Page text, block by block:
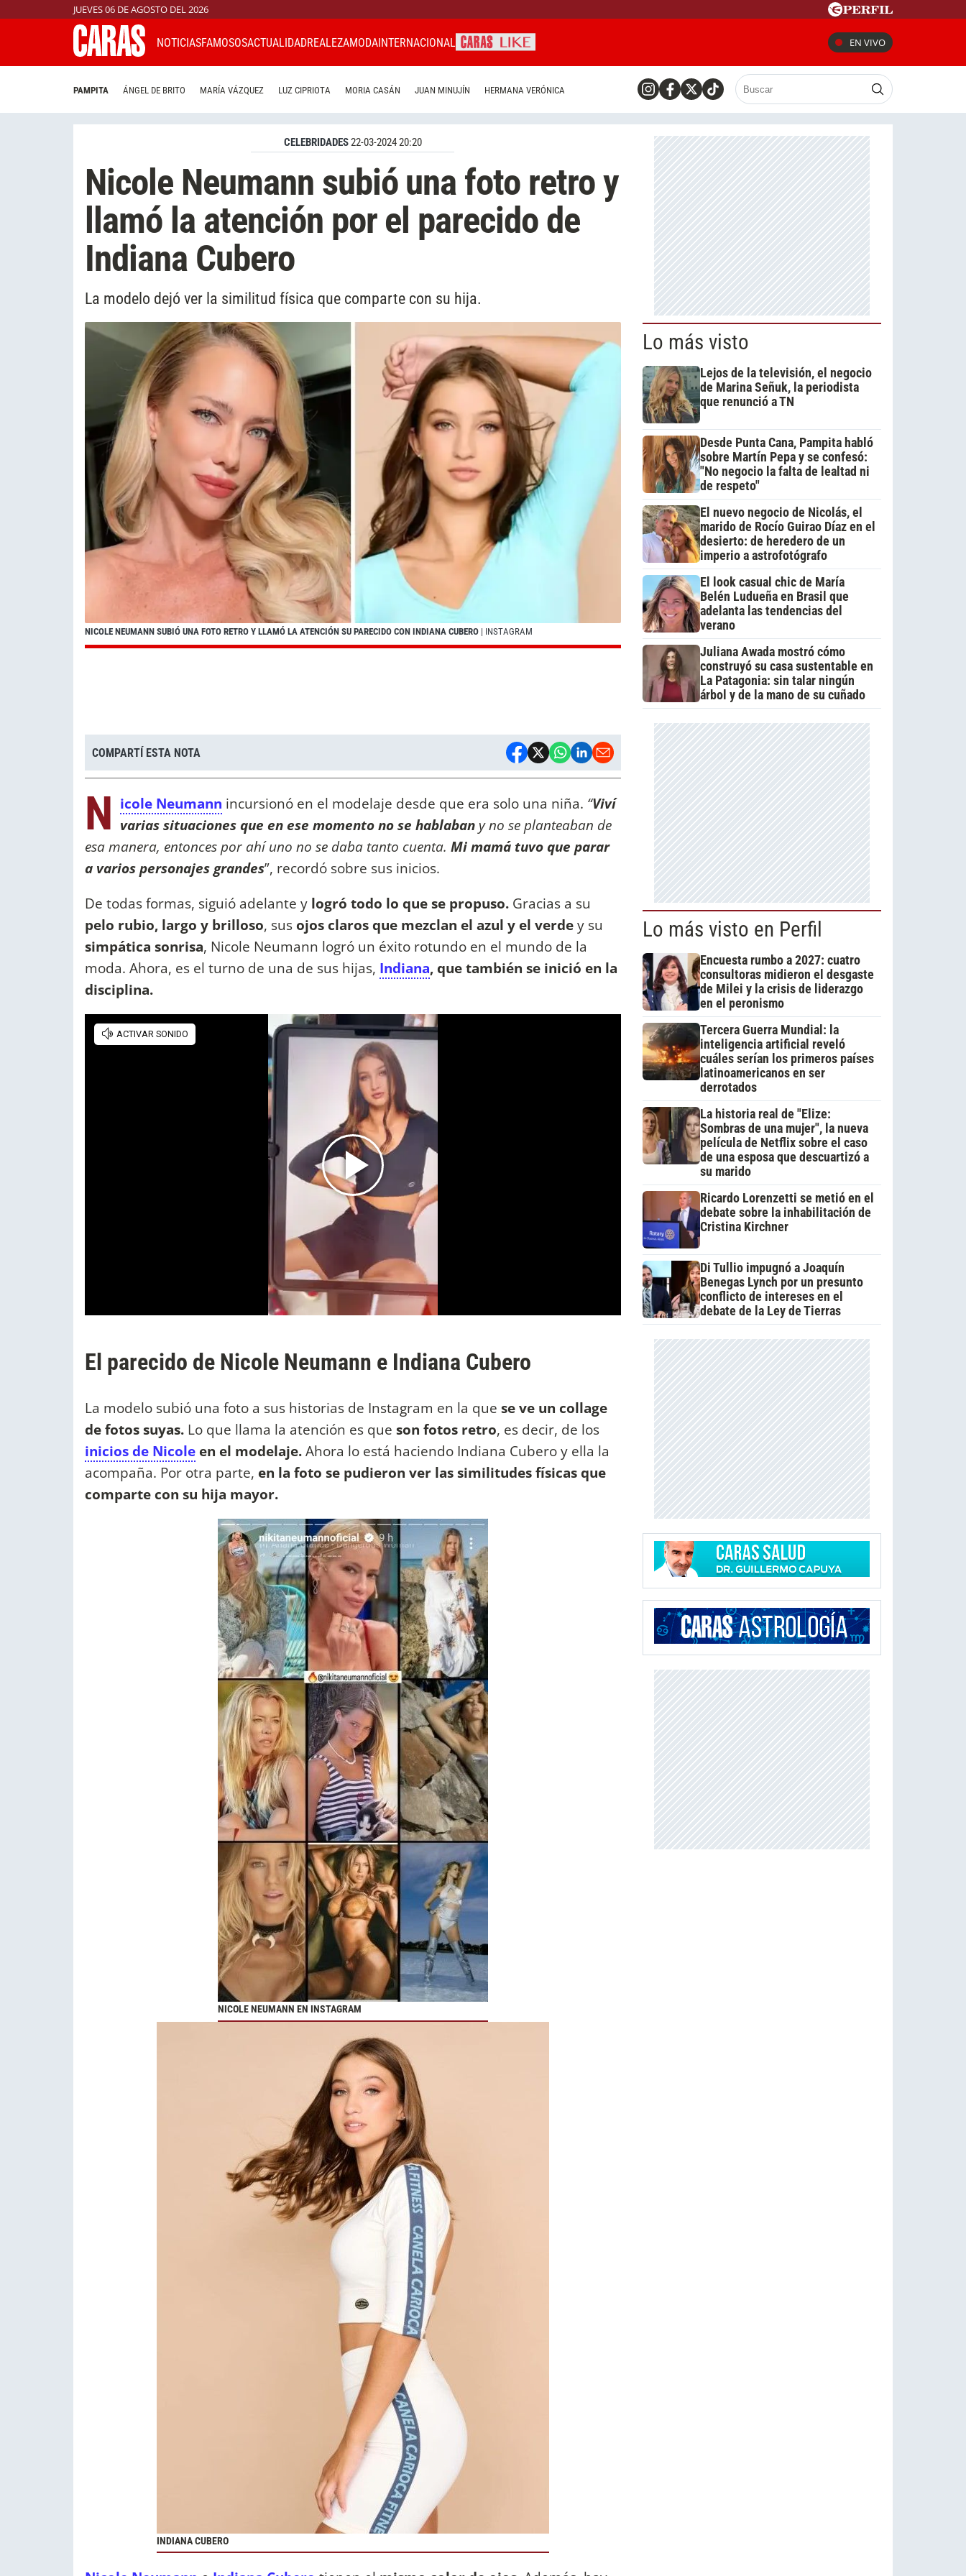
JUEVES 06 DE AGOSTO DEL 2026
NOTICIASFAMOSOSACTUALIDADREALEZAMODAINTERNACIONAL EN VIVO
PAMPITA ÁNGEL DE BRITO MARÍA VÁZQUEZ LUZ CIPRIOTA MORIA CASÁN JUAN MINUJÍN HERMANA VERÓNICA
CELEBRIDADES22-03-2024 20:20
Nicole Neumann subió una foto retro y
llamó la atención por el parecido de
Indiana Cubero
La modelo dejó ver la similitud física que comparte con su hija.
NICOLE NEUMANN SUBIÓ UNA FOTO RETRO Y LLAMÓ LA ATENCIÓN SU PARECIDO CON INDIANA CUBERO | INSTAGRAM
COMPARTÍ ESTA NOTA
N icole Neumann incursionó en el modelaje desde que era solo una niña. “Viví
varias situaciones que en ese momento no se hablaban y no se planteaban de
esa manera, entonces por ahí uno no se daba tanto cuenta. Mi mamá tuvo que parar
a varios personajes grandes”, recordó sobre sus inicios.
De todas formas, siguió adelante y logró todo lo que se propuso. Gracias a su
pelo rubio, largo y brilloso, sus ojos claros que mezclan el azul y el verdey su
simpática sonrisa, Nicole Neumann logró un éxito rotundo en el mundo de la
moda. Ahora, es el turno de una de sus hijas, Indiana, que también se inició en la
disciplina.
El parecido de Nicole Neumann e Indiana Cubero
La modelo subió una foto a sus historias de Instagram en la que se ve un collage
de fotos suyas. Lo que llama la atención es que son fotos retro, es decir, de los
inicios de Nicole en el modelaje.Ahora lo está haciendo Indiana Cubero y ella la
acompaña. Por otra parte, en la foto se pudieron ver las similitudes físicas que
comparte con su hija mayor.
NICOLE NEUMANN EN INSTAGRAM
INDIANA CUBERO
Lo más visto
Lejos de la televisión, el negocio
de Marina Señuk, la periodista
que renunció a TN
Desde Punta Cana, Pampita habló
sobre Martín Pepa y se confesó:
"No negocio la falta de lealtad ni
de respeto"
El nuevo negocio de Nicolás, el
marido de Rocío Guirao Díaz en el
desierto: de heredero de un
imperio a astrofotógrafo
El look casual chic de María
Belén Ludueña en Brasil que
adelanta las tendencias del
verano
Juliana Awada mostró cómo
construyó su casa sustentable en
La Patagonia: sin talar ningún
árbol y de la mano de su cuñado
Lo más visto en Perfil
Encuesta rumbo a 2027: cuatro
consultoras midieron el desgaste
de Milei y la crisis de liderazgo
en el peronismo
Tercera Guerra Mundial: la
inteligencia artificial reveló
cuáles serían los primeros países
latinoamericanos en ser
derrotados
La historia real de "Elize:
Sombras de una mujer", la nueva
película de Netflix sobre el caso
de una esposa que descuartizó a
su marido
Ricardo Lorenzetti se metió en el
debate sobre la inhabilitación de
Cristina Kirchner
Di Tullio impugnó a Joaquín
Benegas Lynch por un presunto
conflicto de intereses en el
debate de la Ley de Tierras